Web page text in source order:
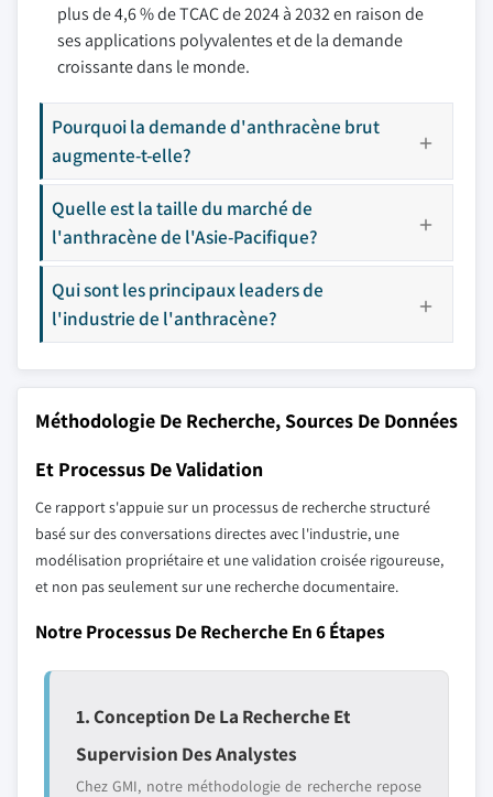
plus de 4,6 % de TCAC de 2024 à 2032 en raison de
ses applications polyvalentes et de la demande
croissante dans le monde.
Pourquoi la demande d'anthracène brut
augmente-t-elle?
Quelle est la taille du marché de
l'anthracène de l'Asie-Pacifique?
Qui sont les principaux leaders de
l'industrie de l'anthracène?
Méthodologie De Recherche, Sources De Données
Et Processus De Validation
Ce rapport s'appuie sur un processus de recherche structuré
basé sur des conversations directes avec l'industrie, une
modélisation propriétaire et une validation croisée rigoureuse,
et non pas seulement sur une recherche documentaire.
Notre Processus De Recherche En 6 Étapes
1. Conception De La Recherche Et
Supervision Des Analystes
Chez GMI, notre méthodologie de recherche repose